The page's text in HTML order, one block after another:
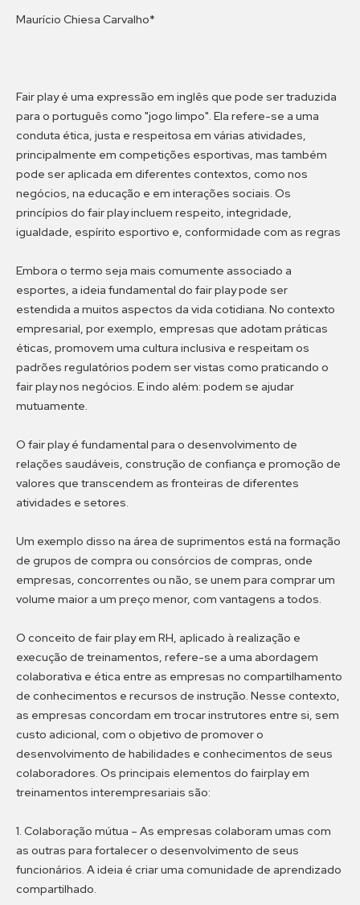
Maurício Chiesa Carvalho*
Fair play é uma expressão em inglês que pode ser traduzida
para o português como "jogo limpo". Ela refere-se a uma
conduta ética, justa e respeitosa em várias atividades,
principalmente em competições esportivas, mas também
pode ser aplicada em diferentes contextos, como nos
negócios, na educação e em interações sociais. Os
princípios do fair play incluem respeito, integridade,
igualdade, espírito esportivo e, conformidade com as regras
Embora o termo seja mais comumente associado a
esportes, a ideia fundamental do fair play pode ser
estendida a muitos aspectos da vida cotidiana. No contexto
empresarial, por exemplo, empresas que adotam práticas
éticas, promovem uma cultura inclusiva e respeitam os
padrões regulatórios podem ser vistas como praticando o
fair play nos negócios. E indo além: podem se ajudar
mutuamente.
O fair play é fundamental para o desenvolvimento de
relações saudáveis, construção de confiança e promoção de
valores que transcendem as fronteiras de diferentes
atividades e setores.
Um exemplo disso na área de suprimentos está na formação
de grupos de compra ou consórcios de compras, onde
empresas, concorrentes ou não, se unem para comprar um
volume maior a um preço menor, com vantagens a todos.
O conceito de fair play em RH, aplicado à realização e
execução de treinamentos, refere-se a uma abordagem
colaborativa e ética entre as empresas no compartilhamento
de conhecimentos e recursos de instrução. Nesse contexto,
as empresas concordam em trocar instrutores entre si, sem
custo adicional, com o objetivo de promover o
desenvolvimento de habilidades e conhecimentos de seus
colaboradores. Os principais elementos do fairplay em
treinamentos interempresariais são:
1. Colaboração mútua – As empresas colaboram umas com
as outras para fortalecer o desenvolvimento de seus
funcionários. A ideia é criar uma comunidade de aprendizado
compartilhado.